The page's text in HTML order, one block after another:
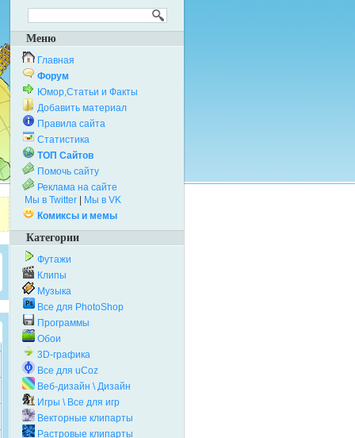
Меню
Главная
Форум
Юмор,Статьи и Факты
Добавить материал
Правила сайта
Статистика
ТОП Сайтов
Помочь сайту
Реклама на сайте
Мы в Twitter
Мы в VK
Комиксы и мемы
Категории
Футажи
Клипы
Музыка
Все для PhotoShop
Программы
Обои
3D-графика
Все для uCoz
Веб-дизайн \ Дизайн
Игры \ Все для игр
Векторные клипарты
Растровые клипарты